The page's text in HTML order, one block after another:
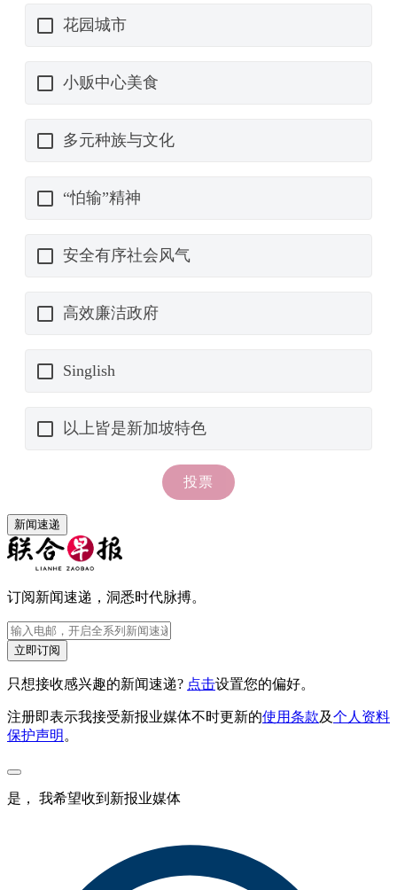
新闻速递
订阅新闻速递，洞悉时代脉搏。
立即订阅
只想接收感兴趣的新闻速递? 点击设置您的偏好。
注册即表示我接受新报业媒体不时更新的使用条款及个人资料
保护声明 。
是， 我希望收到新报业媒体